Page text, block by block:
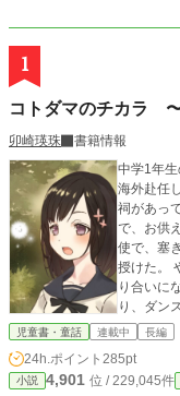
1
コトダマのチカラ
卯崎瑛珠
書籍情報
中学1年
海外赴任
祠があっ
で、お供
使で、塞
授けた。
り合いに
り、ダン
伝うよう
「ハーフ
組んだダ
児童書・童話 連載中 長編
24h.ポイント 285pt
小説 4,901 位 / 229,045件